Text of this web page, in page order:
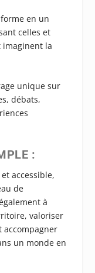
en un
celles et
la
unique sur
débats,
:
accessible,
de
à
valoriser
accompagner
un monde en